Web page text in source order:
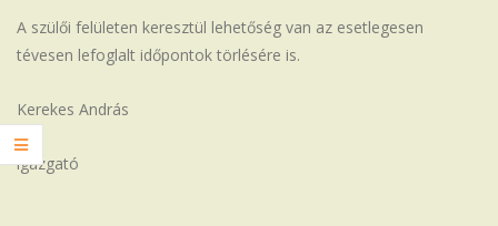
A szülői felületen keresztül lehetőség van az esetlegesen
tévesen lefoglalt időpontok törlésére is.
Kerekes András
igazgató